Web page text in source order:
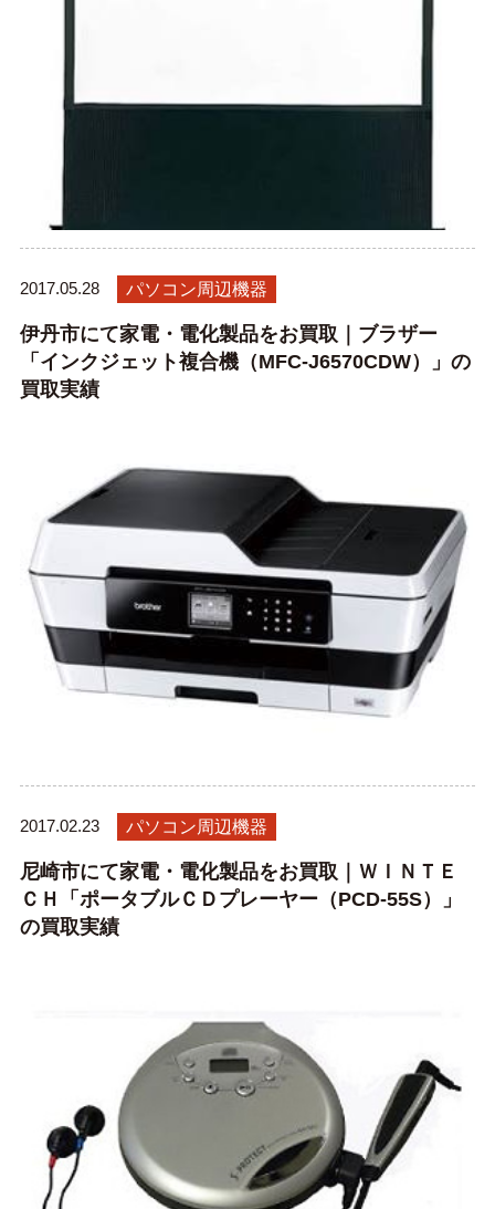
2017.05.28 パソコン周辺機器
伊丹市にて家電・電化製品をお買取｜ブラザー
「インクジェット複合機（MFC-J6570CDW）」の
買取実績
2017.02.23 パソコン周辺機器
尼崎市にて家電・電化製品をお買取｜ＷＩＮＴＥ
ＣＨ「ポータブルＣＤプレーヤー（PCD-55S）」
の買取実績